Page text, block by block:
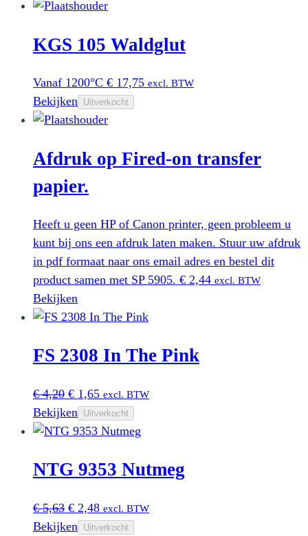
KGS 105 Waldglut
Vanaf 1200°C € 17,75 excl. BTW
Bekijken Uitverkocht
Afdruk op Fired-on transfer
papier.
Heeft u geen HP of Canon printer, geen probleem u
kunt bij ons een afdruk laten maken. Stuur uw afdruk
in pdf formaat naar ons email adres en bestel dit
product samen met SP 5905. € 2,44 excl. BTW
Bekijken
FS 2308 In The Pink
€4,20 Oorspronkelijke
prijs
was:
€ 1,65Huidige
prijs
is:
excl. BTW
Bekijken Uitverkocht
NTG 9353 Nutmeg
€5,63 Oorspronkelijke
prijs
€ 2,48Huidige
prijs
excl. BTW
Bekijken Uitverkocht